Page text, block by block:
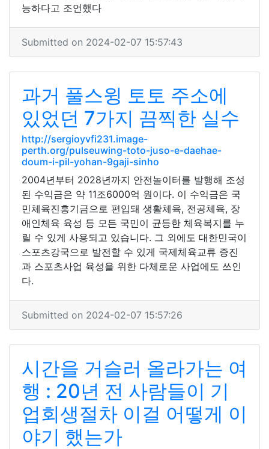
능하다고 조언했다
Submitted on 2024-02-07 15:57:43
과거 풀스윙 토토 주소에
있었던 7가지 끔찍한 실수
http://sergioyvfi231.image-
perth.org/pulseuwing-toto-juso-e-daehae-
doum-i-pil-yohan-9gaji-sinho
2004년부터 2028년까지 안전놀이터를 발행해 조성
된 수익금은 약 11조6000억 원이다. 이 수익금은 국
민체육진흥기금으로 편입돼 생활체육, 전공체육, 장
애인체육 육성 등 모든 국민이 균등한 체육복지를 누
릴 수 있게 사용되고 있습니다. 그 외에도 대한민국이
스포츠강국으로 발전할 수 있게 국제체육교류 증진
과 스포츠사업 육성을 위한 다체로운 사업에도 쓰인
다.
Submitted on 2024-02-07 15:57:26
시간을 거슬러 올라가는 여
행 : 20년 전 사람들이 기
업회생절차 이걸 어떻게 이
야기 했는가